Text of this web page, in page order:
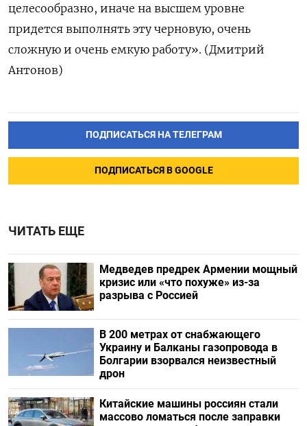
целесообразно, иначе на высшем уровне
придется выполнять эту черновую, очень
сложную и очень емкую работу». (Дмитрий
Антонов)
ПОДПИСАТЬСЯ НА ТЕЛЕГРАМ
ПОДПИСАТЬСЯ В GOOGLE
ЧИТАТЬ ЕЩЕ
Медведев предрек Армении мощный
кризис или «что похуже» из-за
разрыва с Россией
В 200 метрах от снабжающего
Украину и Балканы газопровода в
Болгарии взорвался неизвестный
дрон
Китайские машины россиян стали
массово ломаться после заправки